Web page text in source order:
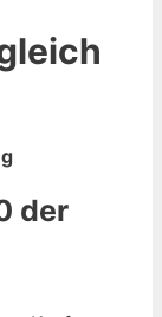
der